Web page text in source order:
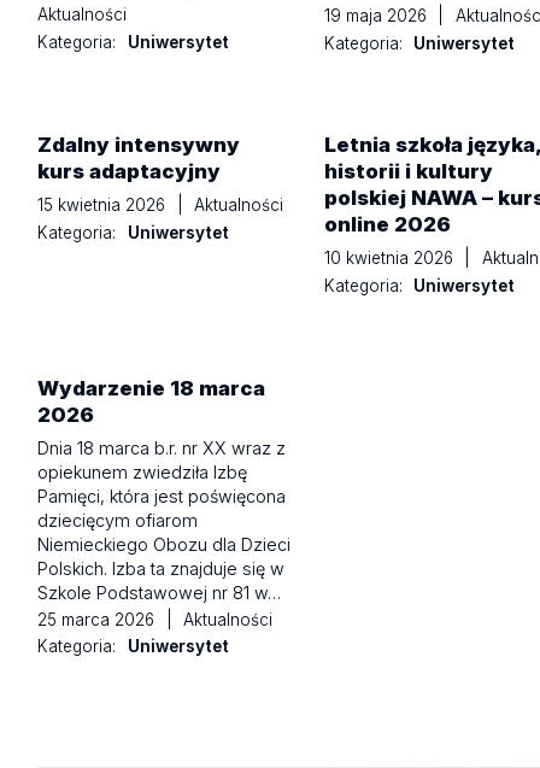
Aktualności
Kategoria:
Uniwersytet
19 maja 2026
Kategoria:
Uniwersytet
Zdalny intensywny
kurs adaptacyjny
15 kwietnia 2026
Aktualności
Kategoria:
Uniwersytet
Letnia szkoła języka,
historii i kultury
polskiej NAWA –
online 2026
10 kwietnia 2026
Kategoria:
Uniwersytet
Wydarzenie 18 marca
2026
Dnia 18 marca b.r. nr XX wraz z
opiekunem zwiedziła Izbę
Pamięci, która jest poświęcona
dziecięcym ofiarom
Niemieckiego Obozu dla Dzieci
Polskich. Izba ta znajduje się w
Szkole Podstawowej nr 81 w…
25 marca 2026
Aktualności
Kategoria:
Uniwersytet